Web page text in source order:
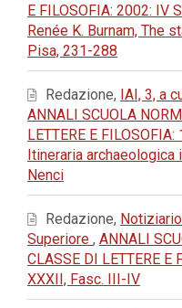
E FILOSOFIA: 2002: IV
Renée K. Burnam, The
Pisa, 231-288
Redazione, IAI, 3, a
ANNALI SCUOLA
LETTERE E
Itineraria archaeologica
Nenci
Redazione,
Superiore , ANNALI
CLASSE DI LETTERE E
XXXII, Fasc. III-IV